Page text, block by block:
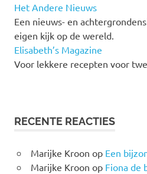
Het Andere Nieuws
Een nieuws- en
eigen kijk op de wereld.
Elisabeth’s Magazine
Voor lekkere recepten voor
RECENTE REACTIES
Marijke Kroon op Een
Marijke Kroon op Fiona de